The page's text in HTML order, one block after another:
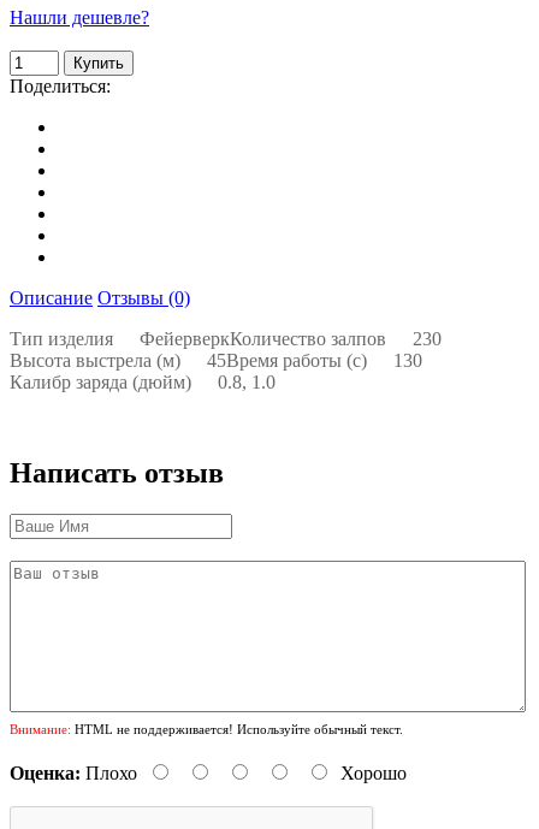
Нашли дешевле?
Поделиться:
Описание Отзывы (0)
Тип изделия
ФейерверкКоличество залпов
230
Высота выстрела (м)
45Время работы (с)
130
Калибр заряда (дюйм)
0.8, 1.0
Написать отзыв
Внимание: HTML не поддерживается! Используйте обычный текст.
Оценка: Плохо Хорошо